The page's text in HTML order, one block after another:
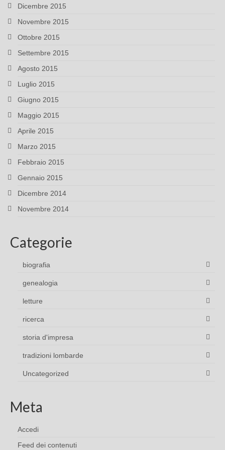
Dicembre 2015
Novembre 2015
Ottobre 2015
Settembre 2015
Agosto 2015
Luglio 2015
Giugno 2015
Maggio 2015
Aprile 2015
Marzo 2015
Febbraio 2015
Gennaio 2015
Dicembre 2014
Novembre 2014
Categorie
biografia
genealogia
letture
ricerca
storia d'impresa
tradizioni lombarde
Uncategorized
Meta
Accedi
Feed dei contenuti